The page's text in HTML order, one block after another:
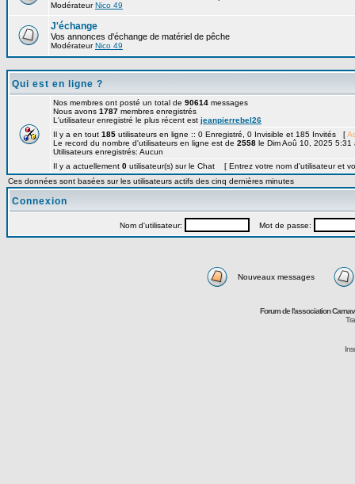
ModérateurNico 49
J'échange
Vos annonces d'échange de matériel de pêche
ModérateurNico 49
Qui est en ligne ?
Nos membres ont posté un total de 90614 messages
Nous avons 1787 membres enregistrés
L'utilisateur enregistré le plus récent est jeanpierrebel26
Il y a en tout 185 utilisateurs en ligne :: 0 Enregistré, 0 Invisible et 185 Invités [
Le record du nombre d'utilisateurs en ligne est de 2558 le Dim Aoû 10, 2025 5:31
Utilisateurs enregistrés: Aucun
Il y a actuellement 0 utilisateur(s) sur le Chat [ Entrez votre nom d'utilisateur et
Ces données sont basées sur les utilisateurs actifs des cinq dernières minutes
Connexion
Nom d'utilisateur: Mot de passe:
Nouveaux messages
Forum de l'association